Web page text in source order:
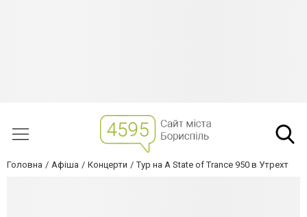
Головна Афіша Концерти Тур на A State of Trance 950 в Утрехт